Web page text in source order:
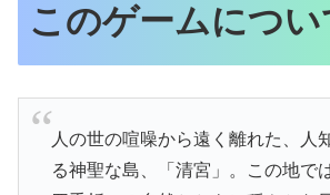
このゲームについ
人の世の喧噪から遠く離れた、人
る神聖な島、「清宮」。この地で